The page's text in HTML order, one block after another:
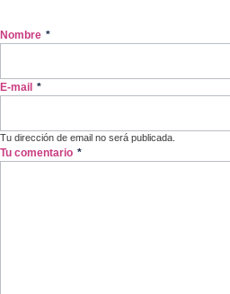
Nombre *
E-mail *
Tu dirección de email no será publicada.
Tu comentario *